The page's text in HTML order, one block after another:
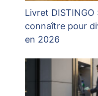
Livret
connaître pour
en 2026